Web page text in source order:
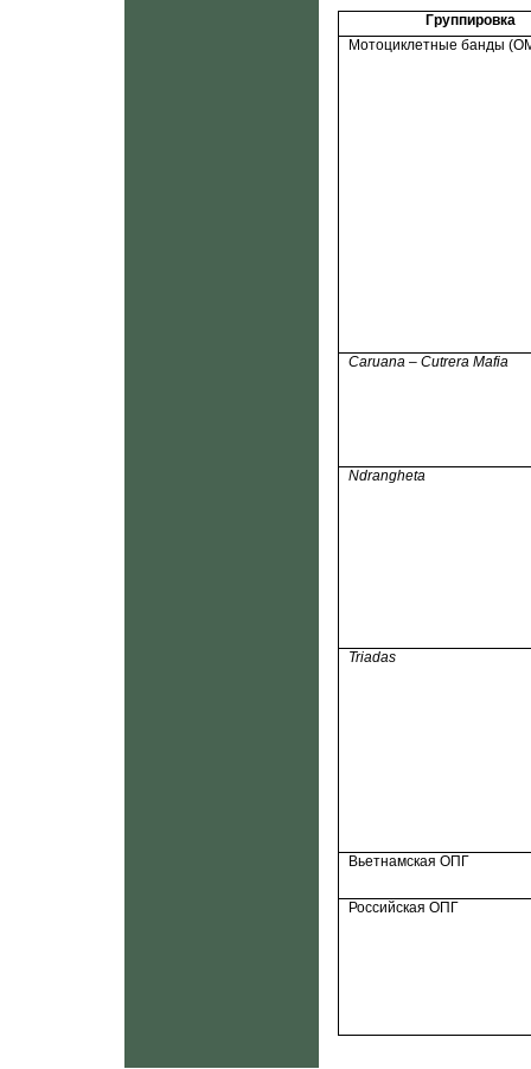
Группировка
Мотоциклетные банды (
Caruana – Cutrera Mafia
Ndrangheta
Triadas
Вьетнамская ОПГ
Российская ОПГ